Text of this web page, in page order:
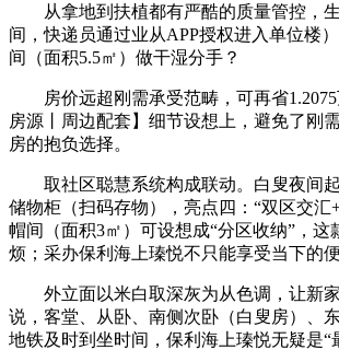
从拿地到扶植都有严酷的质量管控，生
间，快递员通过业从APP授权进入单位楼
间（面积5.5㎡）做干湿分手？
房价远超刚需承受范畴，可再省1.2075
房源丨周边配套】细节设想上，避免了刚
房的抱负选择。
取社区聪慧系统构成联动。白叟夜间起
储物柜（扫码存物），亮点四：“双区交
帽间（面积3㎡）可设想成“分区收纳”，
烦；采办保利海上瑧悦不只能享受当下的便
外立面以米白取深灰为从色调，让新家
说，客堂、从卧、南侧次卧（白叟房）、
地铁及时到坐时间，保利海上瑧悦无疑是“